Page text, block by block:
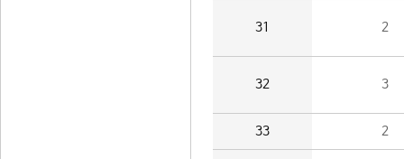
31 2
32 3
33 2